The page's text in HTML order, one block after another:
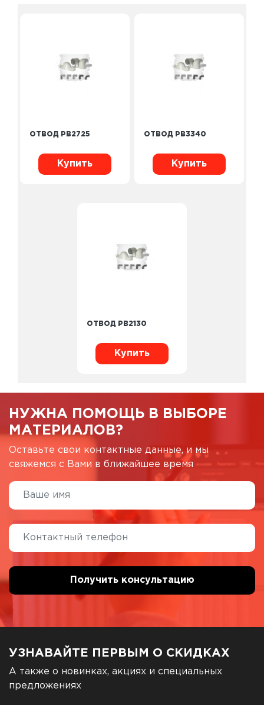
ОТВОД PB2725
Купить
ОТВОД PB3340
Купить
ОТВОД PB2130
Купить
НУЖНА ПОМОЩЬ В ВЫБОРЕ
МАТЕРИАЛОВ?
Оставьте свои контактные данные, и мы
свяжемся с Вами в ближайшее время
УЗНАВАЙТЕ ПЕРВЫМ О СКИДКАХ
А также о новинках, акциях и специальных
предложениях